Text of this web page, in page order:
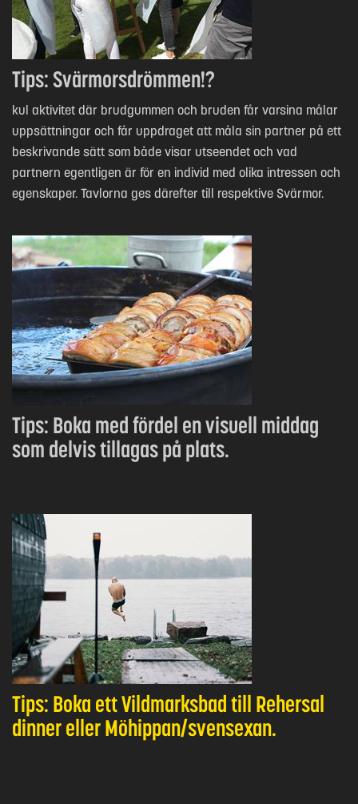
Tips: Svärmorsdrömmen!?
kul aktivitet där brudgummen och bruden får varsina målar
uppsättningar och får uppdraget att måla sin partner på ett
beskrivande sätt som både visar utseendet och vad
partnern egentligen är för en individ med olika intressen och
egenskaper. Tavlorna ges därefter till respektive Svärmor.
Tips: Boka med fördel en visuell middag
som delvis tillagas på plats.
Tips: Boka ett Vildmarksbad till Rehersal
dinner eller Möhippan/svensexan.